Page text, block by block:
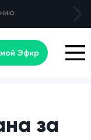
Эфир
за